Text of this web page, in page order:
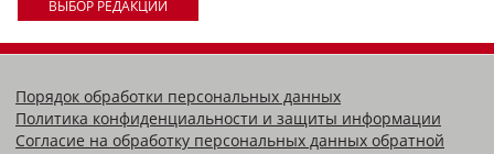
ВЫБОР РЕДАКЦИИ
Порядок обработки персональных данных
Политика конфиденциальности и защиты информации
Согласие на обработку персональных данных обратной